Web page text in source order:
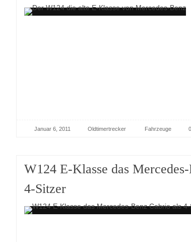
Januar 6, 2011 Oldtimertrecker Fahrzeuge 0
W124 E-Klasse das
4-Sitzer